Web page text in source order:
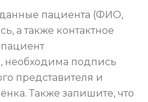
пациента (ФИО,
а также контактное
необходима подпись
представителя и
Также запишите, что